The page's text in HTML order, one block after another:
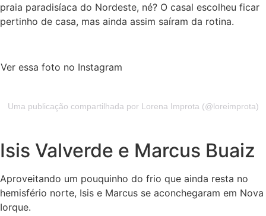
praia paradisíaca do Nordeste, né? O casal escolheu ficar
pertinho de casa, mas ainda assim saíram da rotina.
Ver essa foto no Instagram
Uma publicação compartilhada por Lorena Improta (@loreimprota)
Isis Valverde e Marcus Buaiz
Aproveitando um pouquinho do frio que ainda resta no
hemisfério norte, Isis e Marcus se aconchegaram em Nova
Iorque.